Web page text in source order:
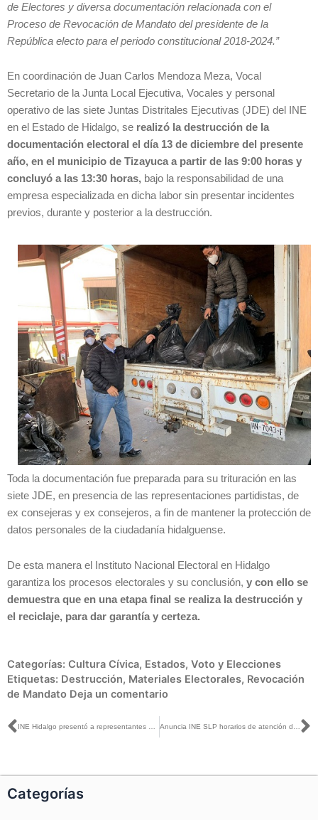
de Electores y diversa documentación relacionada con el
Proceso de Revocación de Mandato del presidente de la
República electo para el periodo constitucional 2018-2024.”
En coordinación de Juan Carlos Mendoza Meza, Vocal
Secretario de la Junta Local Ejecutiva, Vocales y personal
operativo de las siete Juntas Distritales Ejecutivas (JDE) del INE
en el Estado de Hidalgo, se realizó la destrucción de la
documentación electoral el día 13 de diciembre del presente
año, en el municipio de Tizayuca a partir de las 9:00 horas y
concluyó a las 13:30 horas, bajo la responsabilidad de una
empresa especializada en dicha labor sin presentar incidentes
previos, durante y posterior a la destrucción.
Toda la documentación fue preparada para su trituración en las
siete JDE, en presencia de las representaciones partidistas, de
ex consejeras y ex consejeros, a fin de mantener la protección de
datos personales de la ciudadanía hidalguense.
De esta manera el Instituto Nacional Electoral en Hidalgo
garantiza los procesos electorales y su conclusión, y con ello se
demuestra que en una etapa final se realiza la destrucción y
el reciclaje, para dar garantía y certeza.
Categorías: Cultura Cívica, Estados, Voto y Elecciones
Etiquetas: Destrucción, Materiales Electorales, Revocación
de Mandato Deja un comentario
Ant INE Hidalgo presentó a representantes de partidos políticos la agenda de las niñas, niños y adolescentes a partir de los resultados de la CIJ-2021 Anuncia INE SLP horarios de atención del 19 al 23 de diciembre para tramitar la credencial para votar
Categorías